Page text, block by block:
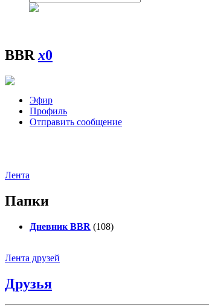
BBRx0
Эфир
Профиль
Отправить сообщение
Лента
Папки
Дневник BBR (108)
Лента друзей
Друзья